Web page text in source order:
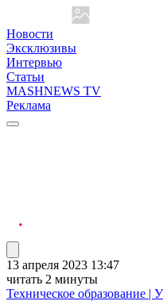
Новости
Эксклюзивы
Интервью
Статьи
MASHNEWS TV
Реклама
13 апреля 2023 13:47
читать 2 минуты
Техническое образование